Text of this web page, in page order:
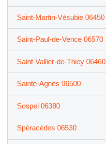
Saint-Martin-Vésubie 06450
Saint-Paul-de-Vence 06570
Saint-Vallier-de-Thiey 06460
Sainte-Agnès 06500
Sospel 06380
Spéracèdes 06530